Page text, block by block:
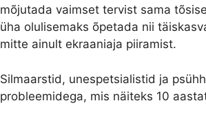
mõjutada vaimset tervist sama
üha olulisemaks õpetada nii
mitte ainult ekraaniaja piiramist.
Silmaarstid, unespetsialistid ja
probleemidega, mis näiteks 10